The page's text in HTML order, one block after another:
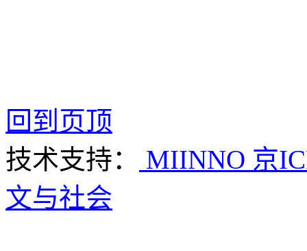
回到页顶
技术支持：
MIINNO 京
文与社会